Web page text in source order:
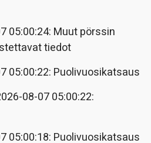
05:00:24: Muut pörssin
tiedot
05:00:22: Puolivuosikatsaus
08-07 05:00:22:
05:00:18: Puolivuosikatsaus